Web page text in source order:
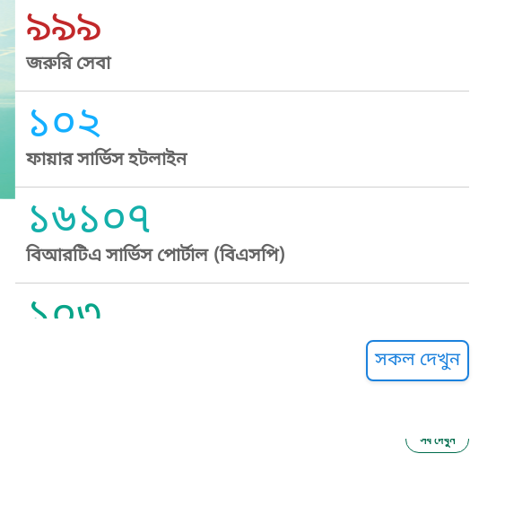
৯৯৯
জরুরি সেবা
১০২
ফায়ার সার্ভিস হটলাইন
১৬১০৭
বিআরটিএ সার্ভিস পোর্টাল (বিএসপি)
১০৩
সকল দেখুন
সব দেখুন